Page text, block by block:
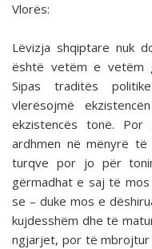
Vlorës:
Lëvizja shqiptare nuk
është vetëm e vetëm
Sipas traditës
vlerësojmë
ekzistencës tonë.
ardhmen në mënyrë
turqve por jo për
gërmadhat e saj të
se – duke mos e
kujdesshëm dhe të
ngjarjet, por të